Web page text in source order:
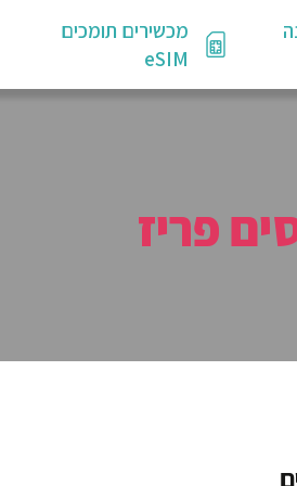
מכשירים תומכים
eSIM
פריז